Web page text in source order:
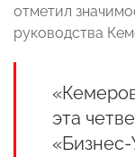
отметил
руководства
эта